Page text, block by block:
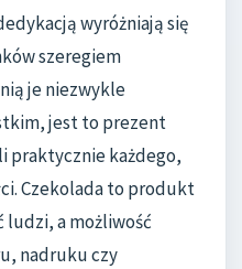
wyróżniają się
szeregiem
je niezwykle
jest to prezent
praktycznie każdego,
Czekolada to produkt
ludzi, a możliwość
nadruku czy